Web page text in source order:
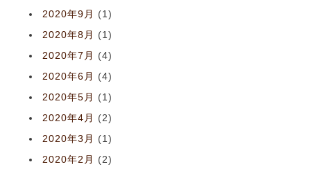
2020年9月
(1)
2020年8月
(1)
2020年7月
(4)
2020年6月
(4)
2020年5月
(1)
2020年4月
(2)
2020年3月
(1)
2020年2月
(2)